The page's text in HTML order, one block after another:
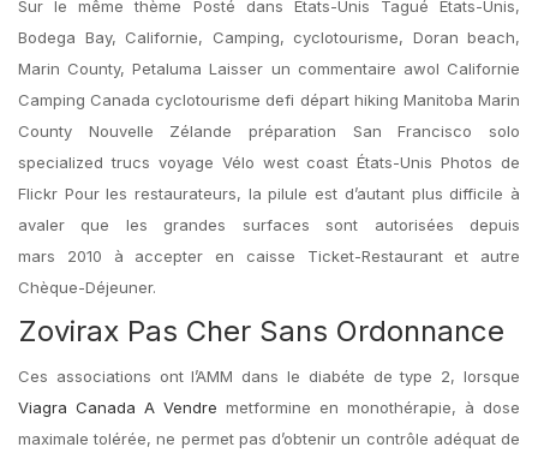
Sur le même thème Posté dans États-Unis Tagué États-Unis,
Bodega Bay, Californie, Camping, cyclotourisme, Doran beach,
Marin County, Petaluma Laisser un commentaire awol Californie
Camping Canada cyclotourisme defi départ hiking Manitoba Marin
County Nouvelle Zélande préparation San Francisco solo
specialized trucs voyage Vélo west coast États-Unis Photos de
Flickr Pour les restaurateurs, la pilule est d’autant plus difficile à
avaler que les grandes surfaces sont autorisées depuis
mars 2010 à accepter en caisse Ticket-Restaurant et autre
Chèque-Déjeuner.
Zovirax Pas Cher Sans Ordonnance
Ces associations ont l’AMM dans le diabéte de type 2, lorsque
Viagra Canada A Vendre metformine en monothérapie, à dose
maximale tolérée, ne permet pas d’obtenir un contrôle adéquat de